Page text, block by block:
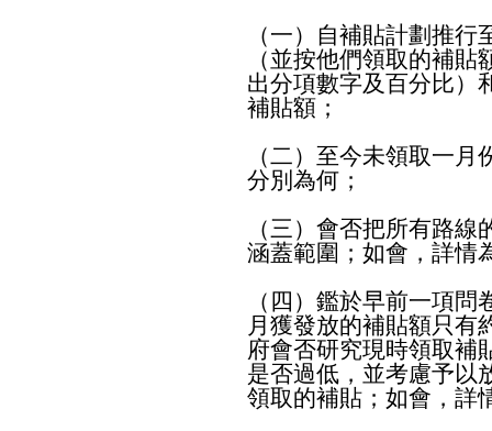
（一）自補貼計劃推
（並按他們領取的補
出分項數字及百分比）
補貼額；
（二）至今未領取一
分別為何；
（三）會否把所有路
涵蓋範圍；如會，詳情
（四）鑑於早前一項
月獲發放的補貼額只有
府會否研究現時領取補
是否過低，並考慮予以
領取的補貼；如會，詳